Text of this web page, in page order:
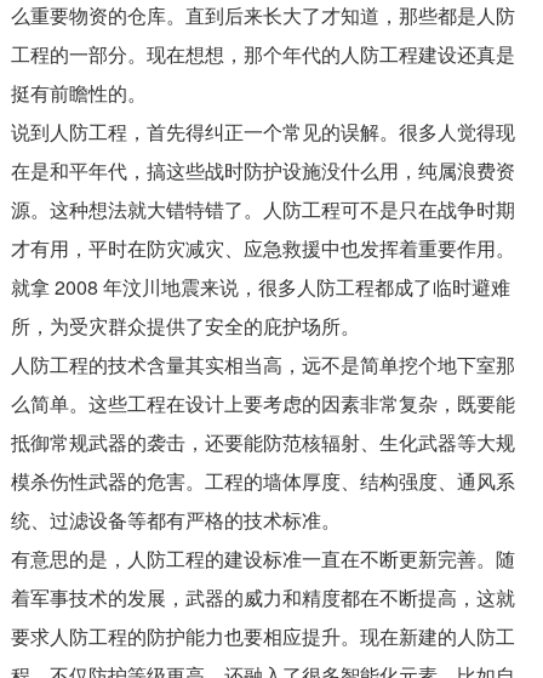
么重要物资的仓库。直到后来长大了才知道，那些都是人防
工程的一部分。现在想想，那个年代的人防工程建设还真是
挺有前瞻性的。
说到人防工程，首先得纠正一个常见的误解。很多人觉得现
在是和平年代，搞这些战时防护设施没什么用，纯属浪费资
源。这种想法就大错特错了。人防工程可不是只在战争时期
才有用，平时在防灾减灾、应急救援中也发挥着重要作用。
就拿 2008 年汶川地震来说，很多人防工程都成了临时避难
所，为受灾群众提供了安全的庇护场所。
人防工程的技术含量其实相当高，远不是简单挖个地下室那
么简单。这些工程在设计上要考虑的因素非常复杂，既要能
抵御常规武器的袭击，还要能防范核辐射、生化武器等大规
模杀伤性武器的危害。工程的墙体厚度、结构强度、通风系
统、过滤设备等都有严格的技术标准。
有意思的是，人防工程的建设标准一直在不断更新完善。随
着军事技术的发展，武器的威力和精度都在不断提高，这就
要求人防工程的防护能力也要相应提升。现在新建的人防工